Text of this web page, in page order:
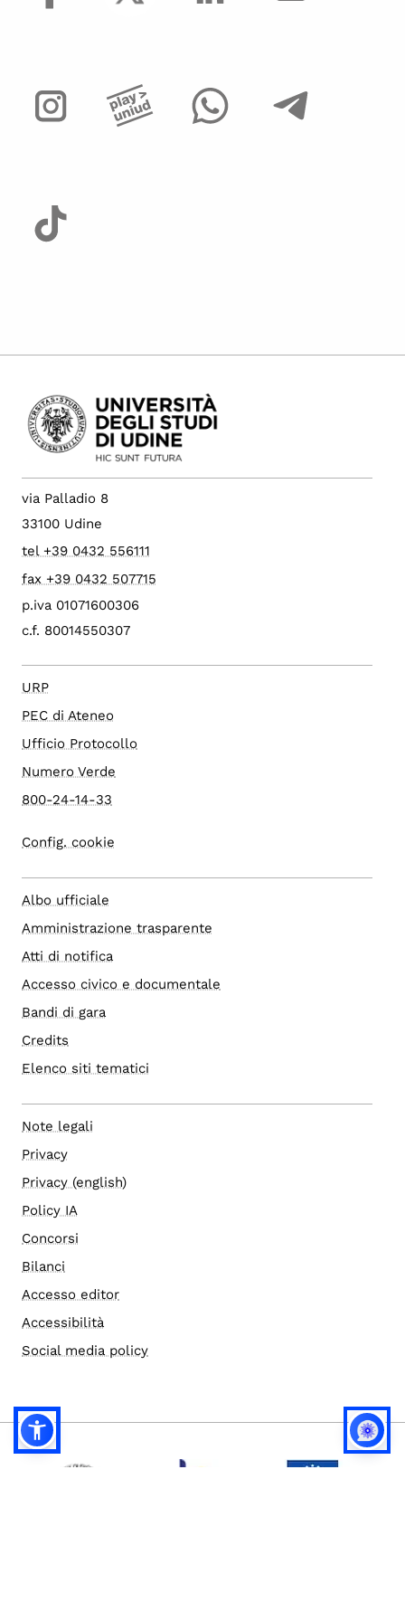
via Palladio 8
33100 Udine
tel +39 0432 556111
fax +39 0432 507715
p.iva 01071600306
c.f. 80014550307
URP
PEC di Ateneo
Ufficio Protocollo
Numero Verde
800-24-14-33
Config. cookie
Albo ufficiale
Amministrazione trasparente
Atti di notifica
Accesso civico e documentale
Bandi di gara
Credits
Elenco siti tematici
Note legali
Privacy
Privacy (english)
Policy IA
Concorsi
Bilanci
Accesso editor
Accessibilità
Social media policy